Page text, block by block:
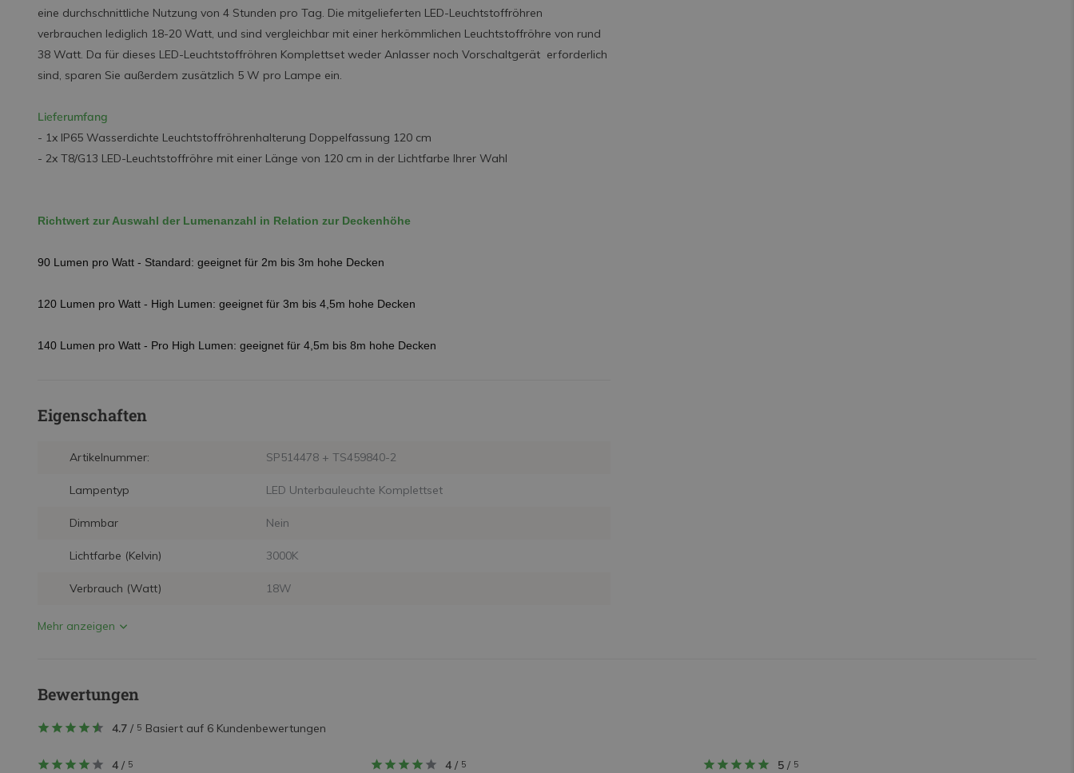
eine durchschnittliche Nutzung von 4 Stunden pro Tag. Die mitgelieferten LED-Leuchtstoffröhren
verbrauchen lediglich 18-20 Watt, und sind vergleichbar mit einer herkömmlichen Leuchtstoffröhre von rund
38 Watt. Da für dieses LED-Leuchtstoffröhren Komplettset weder Anlasser noch Vorschaltgerät erforderlich
sind, sparen Sie außerdem zusätzlich 5 W pro Lampe ein.
Lieferumfang
- 1x IP65 Wasserdichte Leuchtstoffröhrenhalterung Doppelfassung 120 cm
- 2x T8/G13 LED-Leuchtstoffröhre mit einer Länge von 120 cm in der Lichtfarbe Ihrer Wahl
Richtwert zur Auswahl der Lumenanzahl in Relation zur Deckenhöhe
90 Lumen pro Watt - Standard: geeignet für 2m bis 3m hohe Decken
120 Lumen pro Watt - High Lumen: geeignet für 3m bis 4,5m hohe Decken
140 Lumen pro Watt - Pro High Lumen: geeignet für 4,5m bis 8m hohe Decken
Eigenschaften
Artikelnummer: SP514478 + TS459840-2
Lampentyp LED Unterbauleuchte Komplettset
Dimmbar Nein
Lichtfarbe (Kelvin) 3000K
Verbrauch (Watt) 18W
Mehr anzeigen
Bewertungen
4.7 / 5 Basiert auf 6 Kundenbewertungen
4 / 5 4/ 5 5 / 5